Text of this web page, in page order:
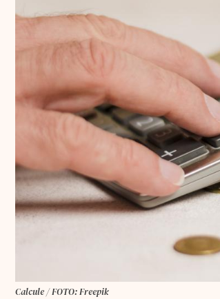
Calcule / FOTO: Freepik